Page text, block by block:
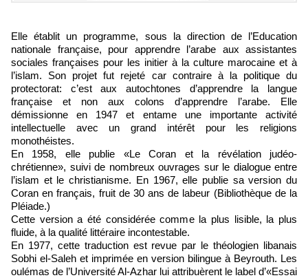
Elle établit un programme, sous la direction de l’Education
nationale française, pour apprendre l’arabe aux assistantes
sociales françaises pour les initier à la culture marocaine et à
l’islam. Son projet fut rejeté car contraire à la politique du
protectorat: c’est aux autochtones d’apprendre la langue
française et non aux colons d’apprendre l’arabe. Elle
démissionne en 1947 et entame une importante activité
intellectuelle avec un grand intérêt pour les religions
monothéistes.
En 1958, elle publie «Le Coran et la révélation judéo-
chrétienne», suivi de nombreux ouvrages sur le dialogue entre
l’islam et le christianisme. En 1967, elle publie sa version du
Coran en français, fruit de 30 ans de labeur (Bibliothèque de la
Pléiade.)
Cette version a été considérée comme la plus lisible, la plus
fluide, à la qualité littéraire incontestable.
En 1977, cette traduction est revue par le théologien libanais
Sobhi el-Saleh et imprimée en version bilingue à Beyrouth. Les
oulémas de l’Université Al-Azhar lui attribuèrent le label d’«Essai